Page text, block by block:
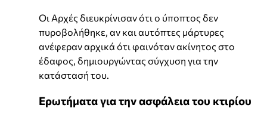
Οι Αρχές διευκρίνισαν ότι ο ύποπτος δεν
πυροβολήθηκε, αν και αυτόπτες μάρτυρες
ανέφεραν αρχικά ότι φαινόταν ακίνητος στο
έδαφος, δημιουργώντας σύγχυση για την
κατάστασή του.
Ερωτήματα για την ασφάλεια του κτιρίου